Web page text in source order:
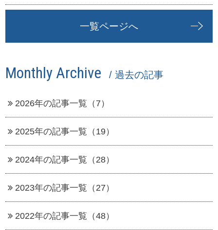
一覧ページへ
Monthly Archive / 過去の記事
2026年の記事一覧（7）
2025年の記事一覧（19）
2024年の記事一覧（28）
2023年の記事一覧（27）
2022年の記事一覧（48）